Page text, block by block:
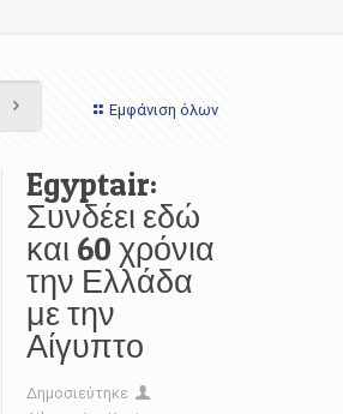
Εμφάνιση όλων
Egyptair:
Συνδέει εδώ
και 60 χρόνια
την Ελλάδα
με την
Αίγυπτο
Δημοσιεύτηκε